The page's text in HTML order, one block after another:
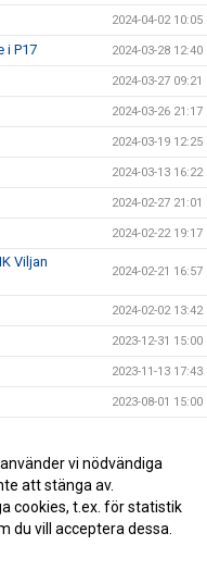
2024-04-02 10:05
i P17 2024-03-28 12:40
2024-03-27 09:21
2024-03-26 21:17
2024-03-19 12:25
2024-03-13 16:22
2024-02-27 21:01
2024-02-22 19:17
Viljan
2024-02-21 16:57
2024-02-02 13:42
2023-12-31 15:00
2023-11-13 17:43
2023-08-01 15:00
2023-06-08 14:29
2023-05-01 13:46
vi nödvändiga
att stänga av.
cookies, t.ex. för statistik
du vill acceptera dessa.